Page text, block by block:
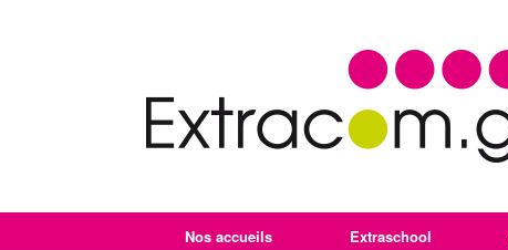
Nos accueils Extraschool